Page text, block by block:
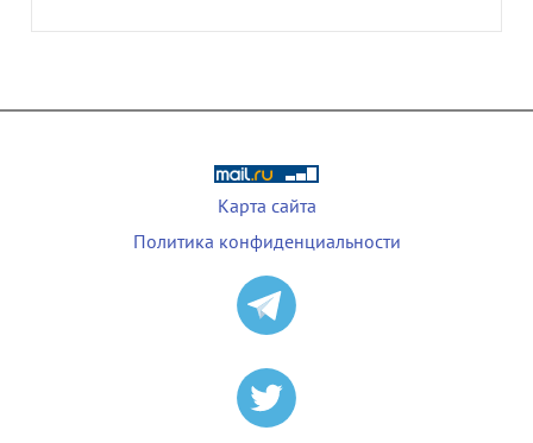
Карта сайта
Политика конфиденциальности